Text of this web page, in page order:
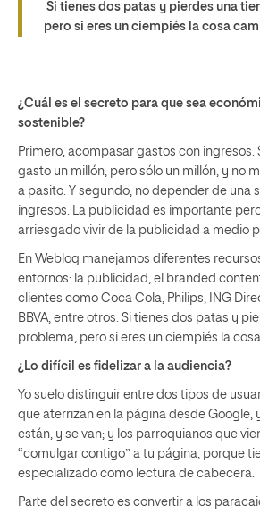
Si tienes dos patas y pierdes una
pero si eres un ciempiés la cosa
¿Cuál es el secreto para que sea
sostenible?
Primero, acompasar gastos con ingresos.
gasto un millón, pero sólo un millón, y no
a pasito. Y segundo, no depender de una
ingresos. La publicidad es importante
arriesgado vivir de la publicidad a medio
En Weblog manejamos diferentes
entornos: la publicidad, el branded
clientes como Coca Cola, Philips, ING
BBVA, entre otros. Si tienes dos patas y
problema, pero si eres un ciempiés la
¿Lo difícil es fidelizar a la audiencia?
Yo suelo distinguir entre dos tipos de
que aterrizan en la página desde Google,
están, y se van; y los parroquianos que
“comulgar contigo” a tu página, porque
especializado como lectura de cabecera.
Parte del secreto es convertir a los